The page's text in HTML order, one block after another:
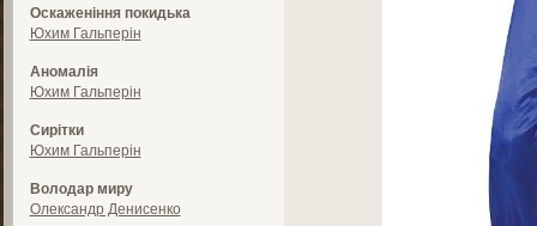
Оскаженіння покидька
Юхим Гальперін
Аномалія
Юхим Гальперін
Сирітки
Юхим Гальперін
Володар миру
Олександр Денисенко